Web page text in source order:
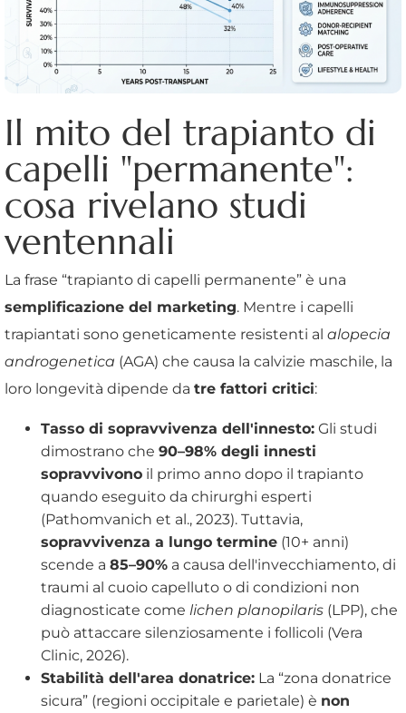
Il mito del trapianto di
capelli "permanente":
cosa rivelano studi
ventennali
La frase “trapianto di capelli permanente” è una
semplificazione del marketing. Mentre i capelli
trapiantati sono geneticamente resistenti al alopecia
androgenetica (AGA) che causa la calvizie maschile, la
loro longevità dipende da tre fattori critici:
Tasso di sopravvivenza dell'innesto: Gli studi
dimostrano che 90–98% degli innesti
sopravvivono il primo anno dopo il trapianto
quando eseguito da chirurghi esperti
(Pathomvanich et al., 2023). Tuttavia,
sopravvivenza a lungo termine (10+ anni)
scende a 85–90% a causa dell'invecchiamento, di
traumi al cuoio capelluto o di condizioni non
diagnosticate come lichen planopilaris (LPP), che
può attaccare silenziosamente i follicoli (Vera
Clinic, 2026).
Stabilità dell'area donatrice: La “zona donatrice
sicura” (regioni occipitale e parietale) è non